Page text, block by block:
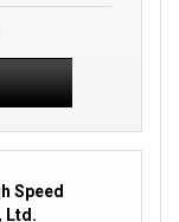
Speed
Ltd.